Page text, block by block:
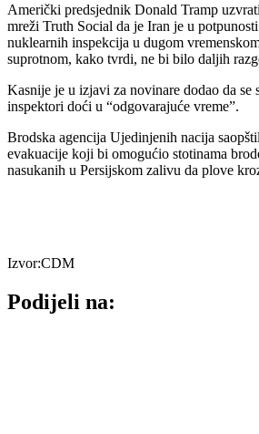
Američki predsjednik Donald Tramp
mreži Truth Social da je Iran je u
nuklearnih inspekcija u dugom
suprotnom, kako tvrdi, ne bi bilo daljih
Kasnije je u izjavi za novinare dodao da se
inspektori doći u “odgovarajuće vreme”.
Brodska agencija Ujedinjenih nacija
evakuacije koji bi omogućio stotinama
nasukanih u Persijskom zalivu da plove
Izvor:CDM
Podijeli na: